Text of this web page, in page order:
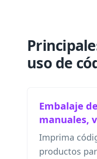
uso de
Embalaje
manuales,
Imprima
productos